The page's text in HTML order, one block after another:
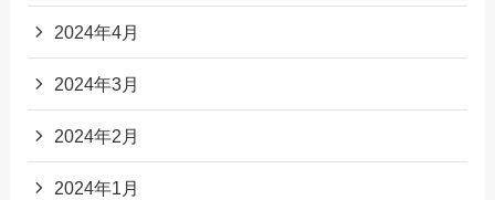
2024年4月
2024年3月
2024年2月
2024年1月